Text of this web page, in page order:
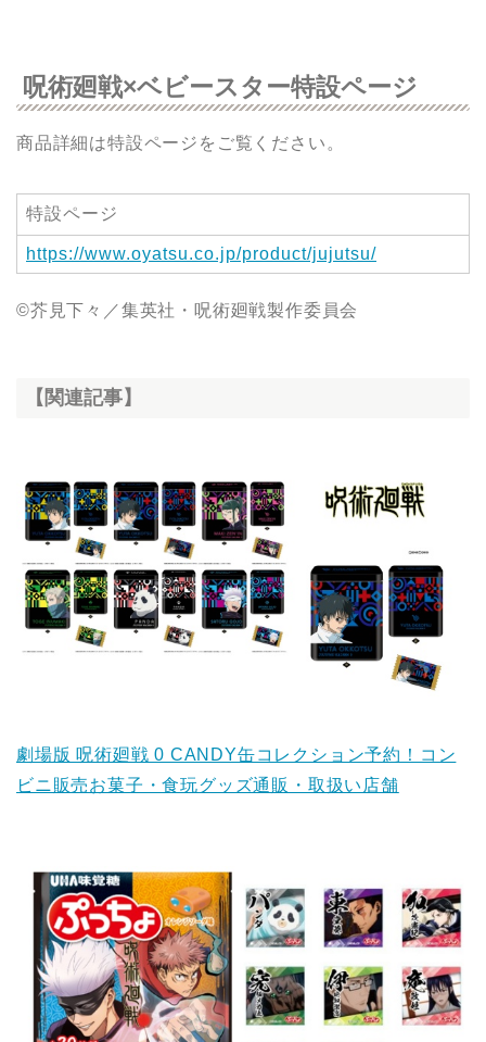
呪術廻戦×ベビースター特設ページ
商品詳細は特設ページをご覧ください。
特設ページ
https://www.oyatsu.co.jp/product/jujutsu/
©芥見下々／集英社・呪術廻戦製作委員会
【関連記事】
劇場版 呪術廻戦 0 CANDY缶コレクション予約！コン
ビニ販売お菓子・食玩グッズ通販・取扱い店舗